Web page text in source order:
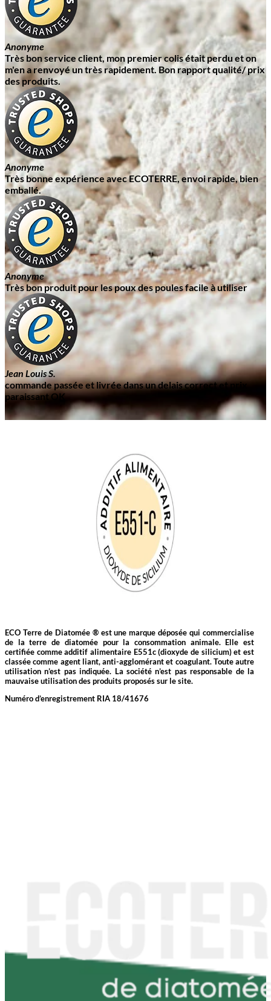
Anonyme
Très bon service client, mon premier colis était perdu et on
m'en a renvoyé un très rapidement. Bon rapport qualité/ prix
des produits.
Anonyme
Très bonne expérience avec ECOTERRE, envoi rapide, bien
emballé.
Anonyme
Très bon produit pour les poux des poules facile à utiliser
Jean Louis S.
commande passée et livrée dans un delais correct et prix
paraissant OK
ECO Terre de Diatomée ® est une marque déposée qui commercialise
de la terre de diatomée pour la consommation animale.Elle est
certifiée comme additif alimentaire E551c (dioxyde de silicium) et est
classée comme agent liant, anti-agglomérant et coagulant. Toute autre
utilisation n’est pas indiquée. La société n’est pas responsable de la
mauvaise utilisation des produits proposés sur le site.
Numéro d’enregistrement RIA 18/41676